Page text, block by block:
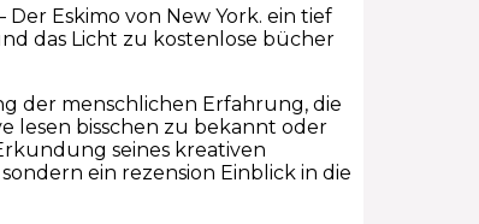
Der Eskimo von New York. ein tief
das Licht zu kostenlose bücher
der menschlichen Erfahrung, die
lesen bisschen zu bekannt oder
seines kreativen
ein rezension Einblick in die